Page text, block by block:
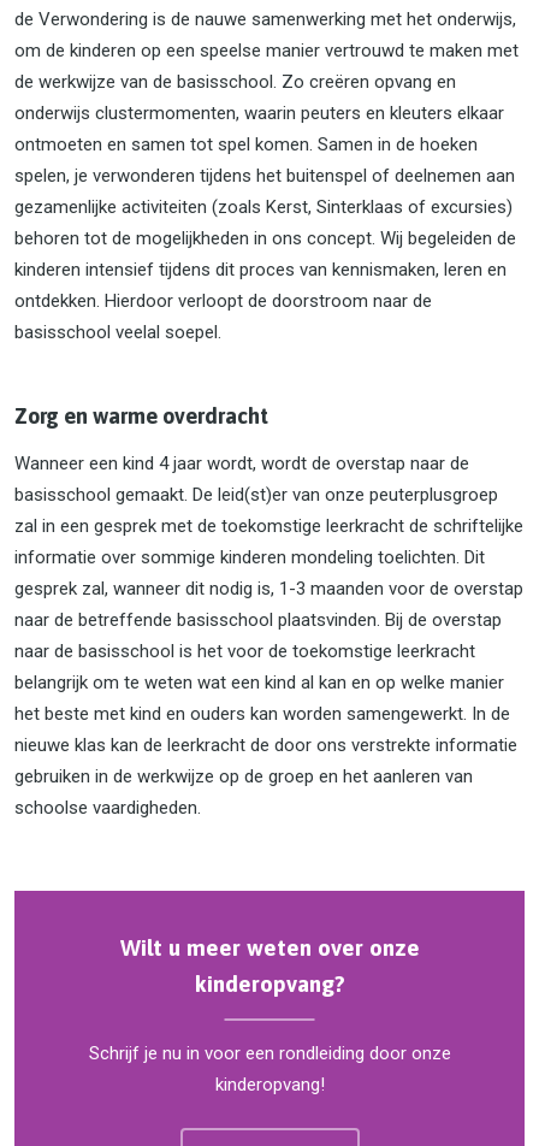
de Verwondering is de nauwe samenwerking met het onderwijs,
om de kinderen op een speelse manier vertrouwd te maken met
de werkwijze van de basisschool. Zo creëren opvang en
onderwijs clustermomenten, waarin peuters en kleuters elkaar
ontmoeten en samen tot spel komen. Samen in de hoeken
spelen, je verwonderen tijdens het buitenspel of deelnemen aan
gezamenlijke activiteiten (zoals Kerst, Sinterklaas of excursies)
behoren tot de mogelijkheden in ons concept. Wij begeleiden de
kinderen intensief tijdens dit proces van kennismaken, leren en
ontdekken. Hierdoor verloopt de doorstroom naar de
basisschool veelal soepel.
Zorg en warme overdracht
Wanneer een kind 4 jaar wordt, wordt de overstap naar de
basisschool gemaakt. De leid(st)er van onze peuterplusgroep
zal in een gesprek met de toekomstige leerkracht de schriftelijke
informatie over sommige kinderen mondeling toelichten. Dit
gesprek zal, wanneer dit nodig is, 1-3 maanden voor de overstap
naar de betreffende basisschool plaatsvinden. Bij de overstap
naar de basisschool is het voor de toekomstige leerkracht
belangrijk om te weten wat een kind al kan en op welke manier
het beste met kind en ouders kan worden samengewerkt. In de
nieuwe klas kan de leerkracht de door ons verstrekte informatie
gebruiken in de werkwijze op de groep en het aanleren van
schoolse vaardigheden.
Wilt u meer weten over onze
kinderopvang?
Schrijf je nu in voor een rondleiding door onze
kinderopvang!